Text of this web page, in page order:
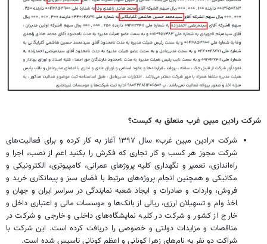
شرکت رادین مبین غرب متعلق به کیست؟
شرکت «رادین مبین غرب» سال ۱۳۹۷ آغاز به کار کرده و برای فعالیت‌های
شرکت مجوز هر کسب و کار تجاری که فکرش را بکنید اعم از نصب، اجرا و
راه‌اندازی، تعمیر و نگهداری کلیه پروژهای عمرانی، کامپیوتری، الکترونیکی و
مکانیکی و همچنین انجام پروژه‌های مرتبط با فضای سبز و پیمانکاری خرید و
فروش، واردات و صادرات و ایجاد شعبه نمایندگی در سراسر ایران و جهان و
اخذ وام و تسهیلان ارزی، ریالی از بانک‌ها و موسسات مالی و اعتباری داخل و
خارج از کشور و شرکت در کلیه نمایشگاه‌های داخلی و خارجی و شرکت در
مناقصات و مزایدات دولتی و خصوصی را دریافت کرده است. این شرکت با
شراکت دو نفر به نام‌های زهرا کونانی و اعظم کونانی تاسیس شده است.